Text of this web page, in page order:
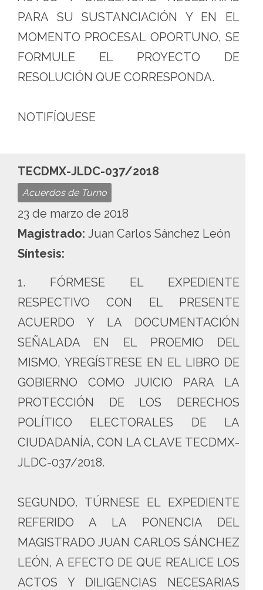
PARA SU SUSTANCIACIÓN Y EN EL
MOMENTO PROCESAL OPORTUNO, SE
FORMULE EL PROYECTO DE
RESOLUCIÓN QUE CORRESPONDA.
NOTIFÍQUESE
TECDMX-JLDC-037/2018
Acuerdos de Turno
23 de marzo de 2018
Magistrado: Juan Carlos Sánchez León
Síntesis:
1. FÓRMESE EL EXPEDIENTE
RESPECTIVO CON EL PRESENTE
ACUERDO Y LA DOCUMENTACIÓN
SEÑALADA EN EL PROEMIO DEL
MISMO, YREGÍSTRESE EN EL LIBRO DE
GOBIERNO COMO JUICIO PARA LA
PROTECCIÓN DE LOS DERECHOS
POLÍTICO ELECTORALES DE LA
CIUDADANÍA, CON LA CLAVE TECDMX-
JLDC-037/2018.
SEGUNDO. TÚRNESE EL EXPEDIENTE
REFERIDO A LA PONENCIA DEL
MAGISTRADO JUAN CARLOS SÁNCHEZ
LEÓN, A EFECTO DE QUE REALICE LOS
ACTOS Y DILIGENCIAS NECESARIAS